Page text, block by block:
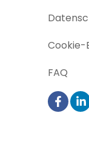
Cookie-
FAQ